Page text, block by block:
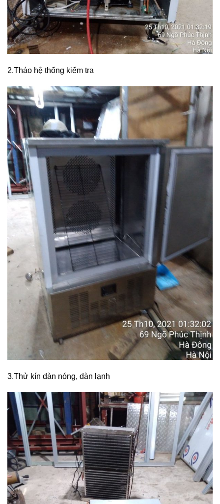
2.Tháo hệ thống kiểm tra
3.Thử kín dàn nóng, dàn lạnh